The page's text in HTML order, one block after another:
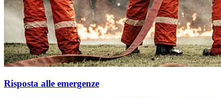
Risposta alle emergenze